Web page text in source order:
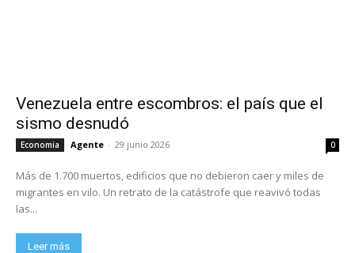
Venezuela entre escombros: el país que el
sismo desnudó
Economia Agente - 29 junio 2026 0
Más de 1.700 muertos, edificios que no debieron caer y miles de
migrantes en vilo. Un retrato de la catástrofe que reavivó todas
las...
Leer más